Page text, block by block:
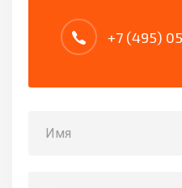
+7 (495)